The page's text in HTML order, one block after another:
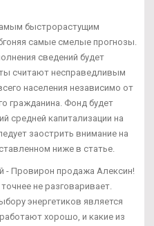
быстрорастущим
самые смелые прогнозы.
сведений будет
считают несправедливым
населения независимо от
гражданина. Фонд будет
средней капитализации на
заострить внимание на
ниже в статье.
- Провирон продажа Алексин!
не разговаривает.
энергетиков является
хорошо, и какие из